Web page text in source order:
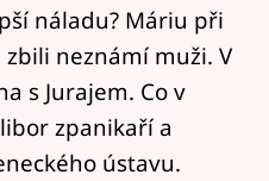
náladu? Máriu při
neznámí muži. V
s Jurajem. Co v
zpanikaří a
ústavu.